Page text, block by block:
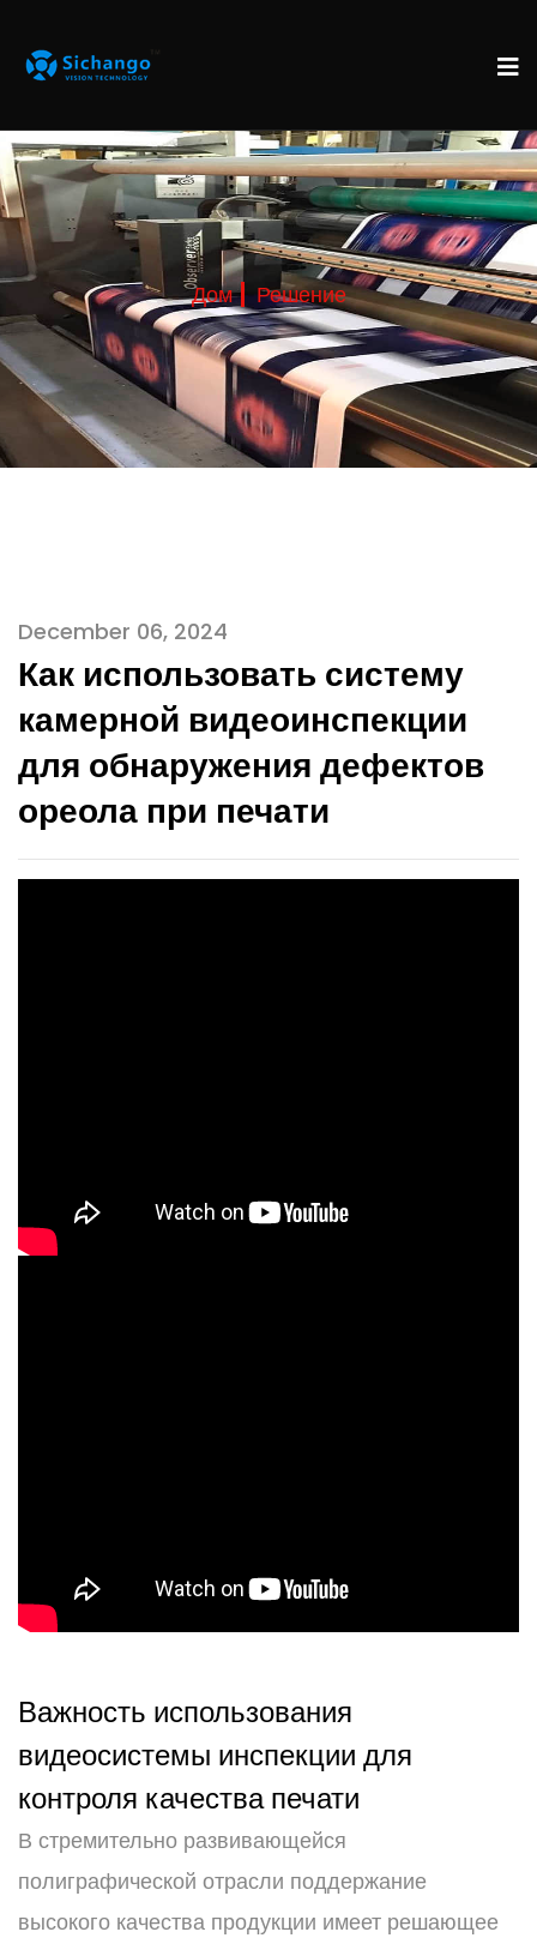
Дом Решение
December 06, 2024
Как использовать систему
камерной видеоинспекции
для обнаружения дефектов
ореола при печати
Важность использования
видеосистемы инспекции для
контроля качества печати
В стремительно развивающейся
полиграфической отрасли поддержание
высокого качества продукции имеет решающее